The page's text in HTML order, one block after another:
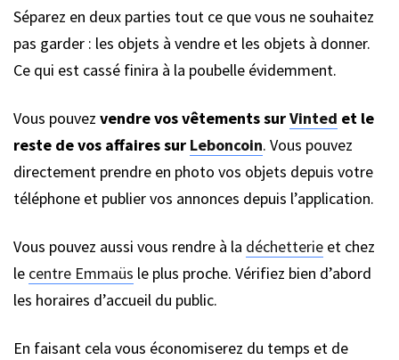
Séparez en deux parties tout ce que vous ne souhaitez
pas garder : les objets à vendre et les objets à donner.
Ce qui est cassé finira à la poubelle évidemment.
Vous pouvez vendre vos vêtements surVinted et le
reste de vos affaires sur Leboncoin. Vous pouvez
directement prendre en photo vos objets depuis votre
téléphone et publier vos annonces depuis l’application.
Vous pouvez aussi vous rendre à la déchetterie et chez
le centre Emmaüs le plus proche. Vérifiez bien d’abord
les horaires d’accueil du public.
En faisant cela vous économiserez du temps et de